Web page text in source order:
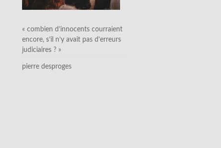
« combien d’innocents courraient
encore, s’il n’y avait pas d’erreurs
judiciaires ? »
pierre desproges